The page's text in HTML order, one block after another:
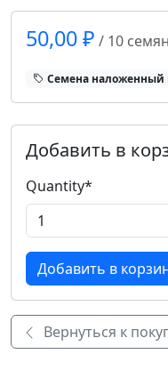
50,00 ₽ / 10 семян
Cемена наложенный
Добавить в
Quantity*
Вернуться к